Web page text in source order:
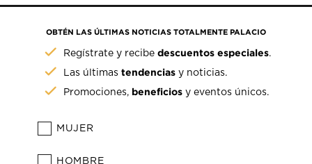
OBTÉN LAS ÚLTIMAS NOTICIAS TOTALMENTE PALACIO
Regístrate y recibedescuentos especiales.
Las últimastendencias y noticias.
Promociones, beneficios y eventos únicos.
MUJER
HOMBRE